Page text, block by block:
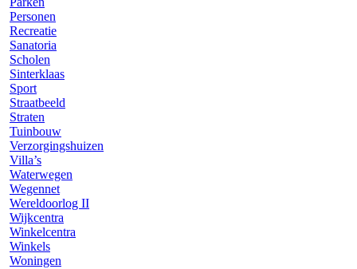
Personen
Recreatie
Sanatoria
Scholen
Sinterklaas
Sport
Straatbeeld
Straten
Tuinbouw
Verzorgingshuizen
Villa’s
Waterwegen
Wegennet
Wereldoorlog II
Wijkcentra
Winkelcentra
Winkels
Woningen